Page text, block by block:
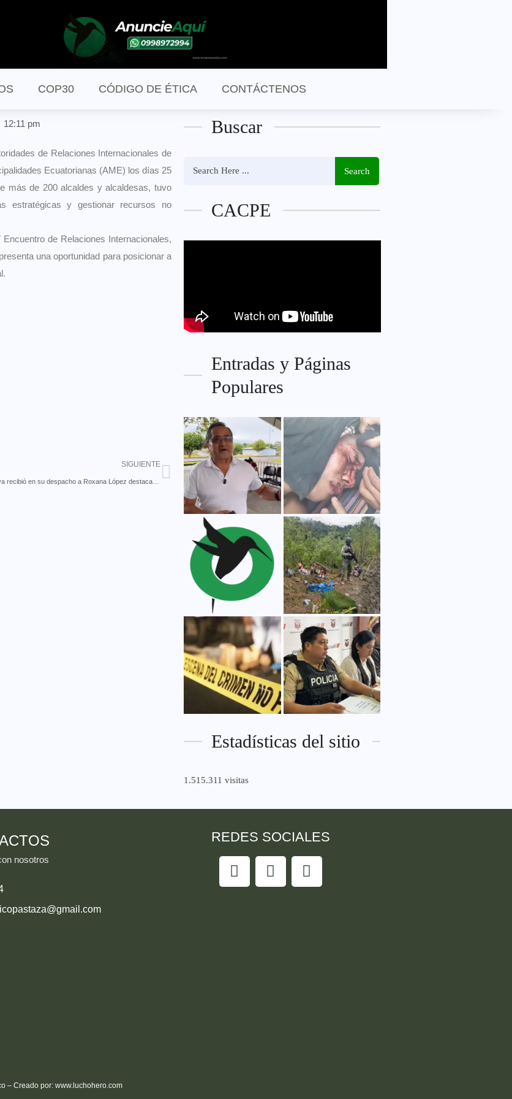
COP30 CÓDIGO DE ÉTICA CONTÁCTENOS
12:11 pm
de Relaciones Internacionales de
Ecuatorianas (AME) los días 25
más de 200 alcaldes y alcaldesas, tuvo
estratégicas y gestionar recursos no
de Relaciones Internacionales,
una oportunidad para posicionar a
SIGUIENTE
Buscar
Search
CACPE
Entradas y Páginas
Populares
Estadísticas del sitio
1.515.311 visitas
nosotros
REDES SOCIALES
– Creado por: www.luchohero.com